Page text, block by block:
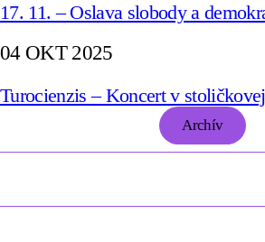
17. 11. – Oslava slobody a
04 OKT 2025
Turocienzis – Koncert v stoličkovej
Archív